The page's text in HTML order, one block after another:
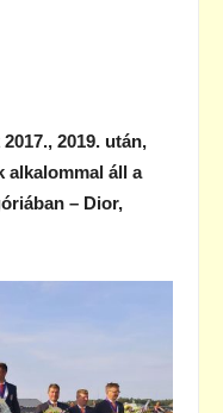
2019. után,
alkalommal áll a
– Dior,